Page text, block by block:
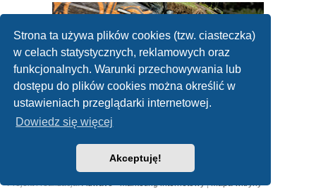
Strona ta używa plików cookies (tzw. ciasteczka)
w celach statystycznych, reklamowych oraz
funkcjonalnych. Warunki przechowywania lub
dostępu do plików cookies można określić w
ustawieniach przeglądarki internetowej.
Dowiedz się więcej
Akceptuję!
Forum mechaników samochodowych
Współpraca: reklamanaportalu@gmail.com
Projekt i realizacja:Adwave - marketing internetowy|Mapa witryny